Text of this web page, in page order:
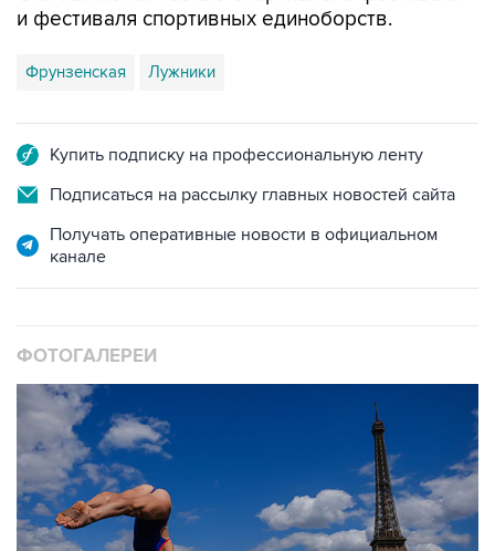
Фрунзенская Лужники
Подписаться на рассылку главных новостей сайта
Получать оперативные новости в официальном